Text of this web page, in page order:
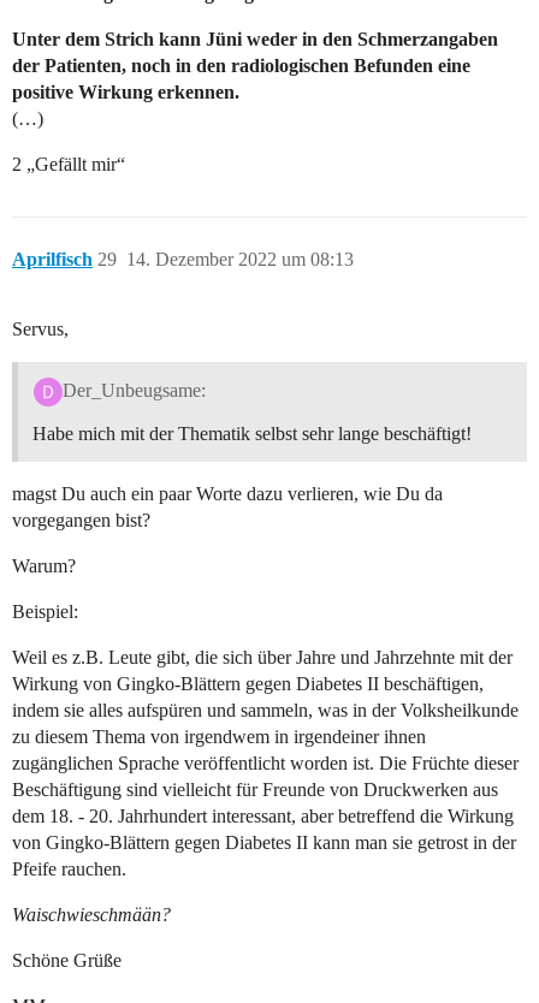
Unter dem Strich kann Jüni weder in den Schmerzangaben
der Patienten, noch in den radiologischen Befunden eine
positive Wirkung erkennen.
(…)
2 „Gefällt mir“
Aprilfisch 14. Dezember 2022 um 08:13
29
Servus,
Der_Unbeugsame:
Habe mich mit der Thematik selbst sehr lange beschäftigt!
magst Du auch ein paar Worte dazu verlieren, wie Du da
vorgegangen bist?
Warum?
Beispiel:
Weil es z.B. Leute gibt, die sich über Jahre und Jahrzehnte mit der
Wirkung von Gingko-Blättern gegen Diabetes II beschäftigen,
indem sie alles aufspüren und sammeln, was in der Volksheilkunde
zu diesem Thema von irgendwem in irgendeiner ihnen
zugänglichen Sprache veröffentlicht worden ist. Die Früchte dieser
Beschäftigung sind vielleicht für Freunde von Druckwerken aus
dem 18. - 20. Jahrhundert interessant, aber betreffend die Wirkung
von Gingko-Blättern gegen Diabetes II kann man sie getrost in der
Pfeife rauchen.
Waischwieschmään?
Schöne Grüße